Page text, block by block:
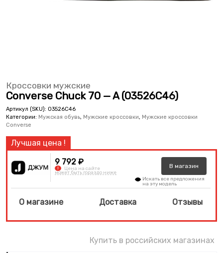
Кроссовки мужские
Converse Chuck 70 — A (03526C46)
Артикул (SKU): 03526C46
Категории: Мужская обувь, Мужские кроссовки, Мужские кроссовки
Converse
9 792 ₽
! Цена на сайте
может быть гораздо ниже
В магазин
Искать все предложения
на эту модель
О магазине Доставка Отзывы
Купить в российских магазинах